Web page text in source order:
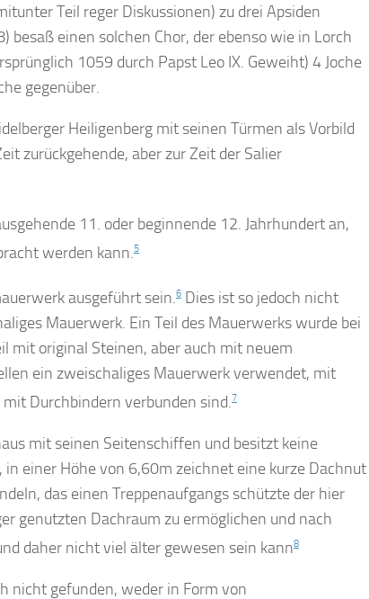
Teil reger Diskussionen) zu drei Apsiden
besaß einen solchen Chor, der ebenso wie in Lorch
1059 durch Papst Leo IX. Geweiht) 4 Joche
gegenüber.
Heiligenberg mit seinen Türmen als Vorbild
zurückgehende, aber zur Zeit der Salier
11. oder beginnende 12. Jahrhundert an,
werden kann.5
ausgeführt sein.6 Dies ist so jedoch nicht
Mauerwerk. Ein Teil des Mauerwerks wurde bei
mit original Steinen, aber auch mit neuem
ein zweischaliges Mauerwerk verwendet, mit
Durchbindern verbunden sind.7
mit seinen Seitenschiffen und besitzt keine
einer Höhe von 6,60m zeichnet eine kurze Dachnut
das einen Treppenaufgangs schützte der hier
genutzten Dachraum zu ermöglichen und nach
daher nicht viel älter gewesen sein kann8
nicht gefunden, weder in Form von